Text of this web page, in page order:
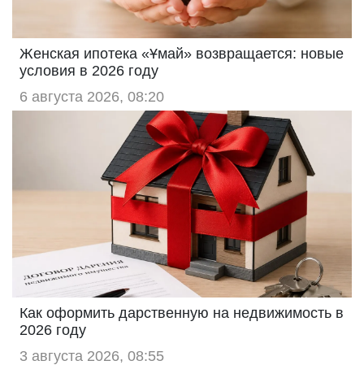
Женская ипотека «Ұмай» возвращается: новые
условия в 2026 году
6 августа 2026, 08:20
Как оформить дарственную на недвижимость в
2026 году
3 августа 2026, 08:55